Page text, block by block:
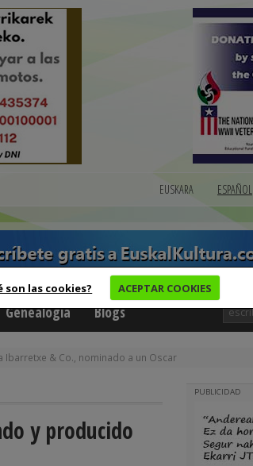
son las cookies? ACEPTAR COOKIES
EUSKARA ESPAÑOL
Genealogía Blogs
& Co., nominado a un Oscar
y producido
PUBLICIDAD